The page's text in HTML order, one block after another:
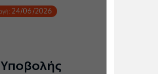
24/06/2026